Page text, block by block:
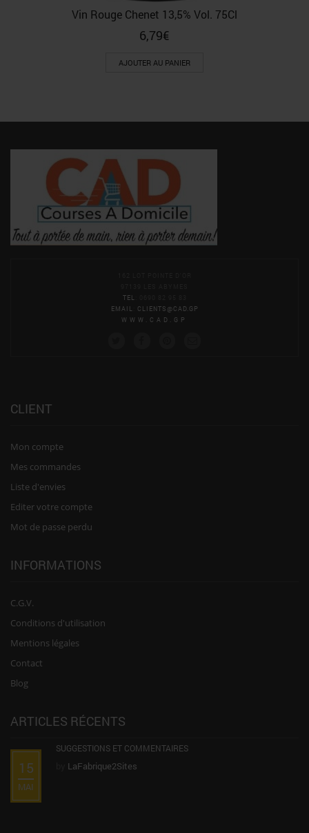
Vin Rouge Chenet 13,5% Vol. 75Cl
6,79€
AJOUTER AU PANIER
TEL
EMAIL
CLIENTS@CAD.GP
WWW.CAD.GP
CLIENT
Mon compte
Mes commandes
Liste d'envies
Editer votre compte
Mot de passe perdu
INFORMATIONS
C.G.V.
Conditions d'utilisation
Mentions légales
Contact
Blog
ARTICLES RÉCENTS
15
MAI
SUGGESTIONS ET COMMENTAIRES
LaFabrique2Sites